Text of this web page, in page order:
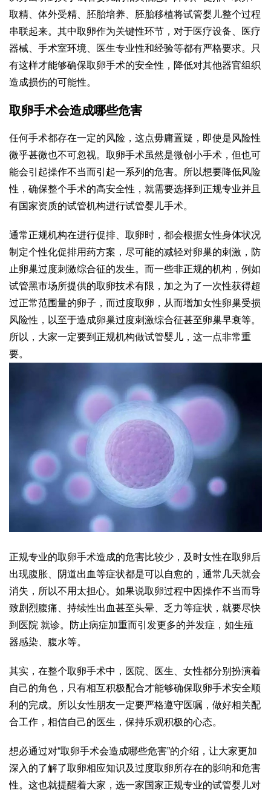
取精、体外受精、胚胎培养、胚胎移植将试管婴儿整个过程
串联起来。其中取卵作为关键性环节，对于医疗设备、医疗
器械、手术室环境、医生专业性和经验等都有严格要求。只
有这样才能够确保取卵手术的安全性，降低对其他器官组织
造成损伤的可能性。
取卵手术会造成哪些危害
任何手术都存在一定的风险，这点毋庸置疑，即使是风险性
微乎甚微也不可忽视。取卵手术虽然是微创小手术，但也可
能会引起操作不当而引起一系列的危害。所以想要降低风险
性，确保整个手术的高安全性，就需要选择到正规专业并且
有国家资质的试管机构进行试管婴儿手术。
通常正规机构在进行促排、取卵时，都会根据女性身体状况
制定个性化促排用药方案，尽可能的减轻对卵巢的刺激，防
止卵巢过度刺激综合征的发生。而一些非正规的机构，例如
试管黑市场所提供的取卵技术有限，加之为了一次性获得超
过正常范围量的卵子，而过度取卵，从而增加女性卵巢受损
风险性，以至于造成卵巢过度刺激综合征甚至卵巢早衰等。
所以，大家一定要到正规机构做试管婴儿，这一点非常重
要。
正规专业的取卵手术造成的危害比较少，及时女性在取卵后
出现腹胀、阴道出血等症状都是可以自愈的，通常几天就会
消失，所以不用太担心。如果说取卵过程中因操作不当而导
致剧烈腹痛、持续性出血甚至头晕、乏力等症状，就要尽快
到医院 就诊。防止病症加重而引发更多的并发症，如生殖
器感染、腹水等。
其实，在整个取卵手术中，医院、医生、女性都分别扮演着
自己的角色，只有相互积极配合才能够确保取卵手术安全顺
利的完成。所以女性朋友一定要严格遵守医嘱，做好相关配
合工作，相信自己的医生，保持乐观积极的心态。
想必通过对“取卵手术会造成哪些危害”的介绍，让大家更加
深入的了解了取卵相应知识及过度取卵所存在的影响和危害
性。这也就提醒着大家，选一家国家正规专业的试管婴儿对